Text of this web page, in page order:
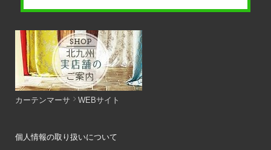
カーテンマーサ WEBサイト
個人情報の取り扱いについて